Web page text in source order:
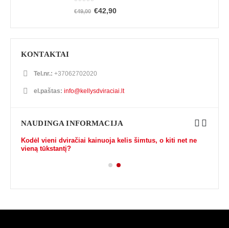
out of 5
€49,00 €42,90
KONTAKTAI
Tel.nr.: +37062702020
el.paštas: info@kellysdviraciai.lt
NAUDINGA INFORMACIJA
Kodėl vieni dviračiai kainuoja kelis šimtus, o kiti net ne
vieną tūkstantį?